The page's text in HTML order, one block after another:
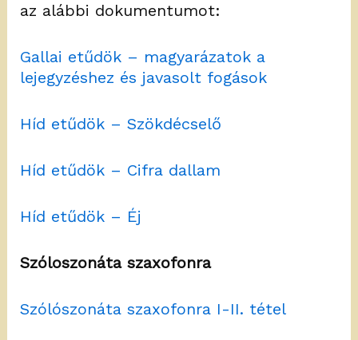
az alábbi dokumentumot:
Gallai etűdök – magyarázatok a
lejegyzéshez és javasolt fogások
Híd etűdök – Szökdécselő
Híd etűdök – Cifra dallam
Híd etűdök – Éj
Szóloszonáta szaxofonra
Szólószonáta szaxofonra I-II. tétel